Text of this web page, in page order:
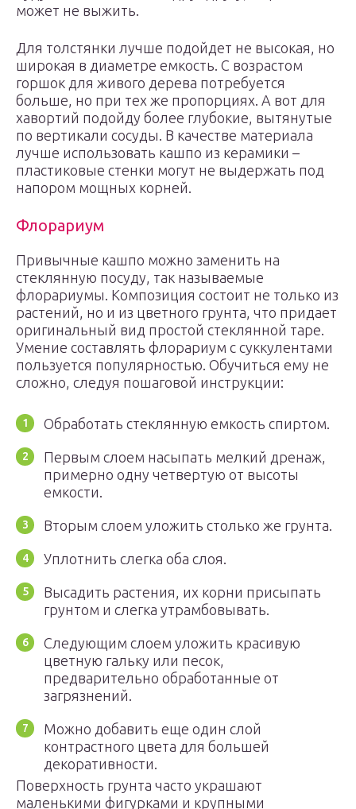
может не выжить.
Для толстянки лучше подойдет не высокая, но
широкая в диаметре емкость. С возрастом
горшок для живого дерева потребуется
больше, но при тех же пропорциях. А вот для
хавортий подойду более глубокие, вытянутые
по вертикали сосуды. В качестве материала
лучше использовать кашпо из керамики –
пластиковые стенки могут не выдержать под
напором мощных корней.
Флорариум
Привычные кашпо можно заменить на
стеклянную посуду, так называемые
флорариумы. Композиция состоит не только из
растений, но и из цветного грунта, что придает
оригинальный вид простой стеклянной таре.
Умение составлять флорариум с суккулентами
пользуется популярностью. Обучиться ему не
сложно, следуя пошаговой инструкции:
Обработать стеклянную емкость спиртом.
Первым слоем насыпать мелкий дренаж,
примерно одну четвертую от высоты
емкости.
Вторым слоем уложить столько же грунта.
Уплотнить слегка оба слоя.
Высадить растения, их корни присыпать
грунтом и слегка утрамбовывать.
Следующим слоем уложить красивую
цветную гальку или песок,
предварительно обработанные от
загрязнений.
Можно добавить еще один слой
контрастного цвета для большей
декоративности.
Поверхность грунта часто украшают
маленькими фигурками и крупными